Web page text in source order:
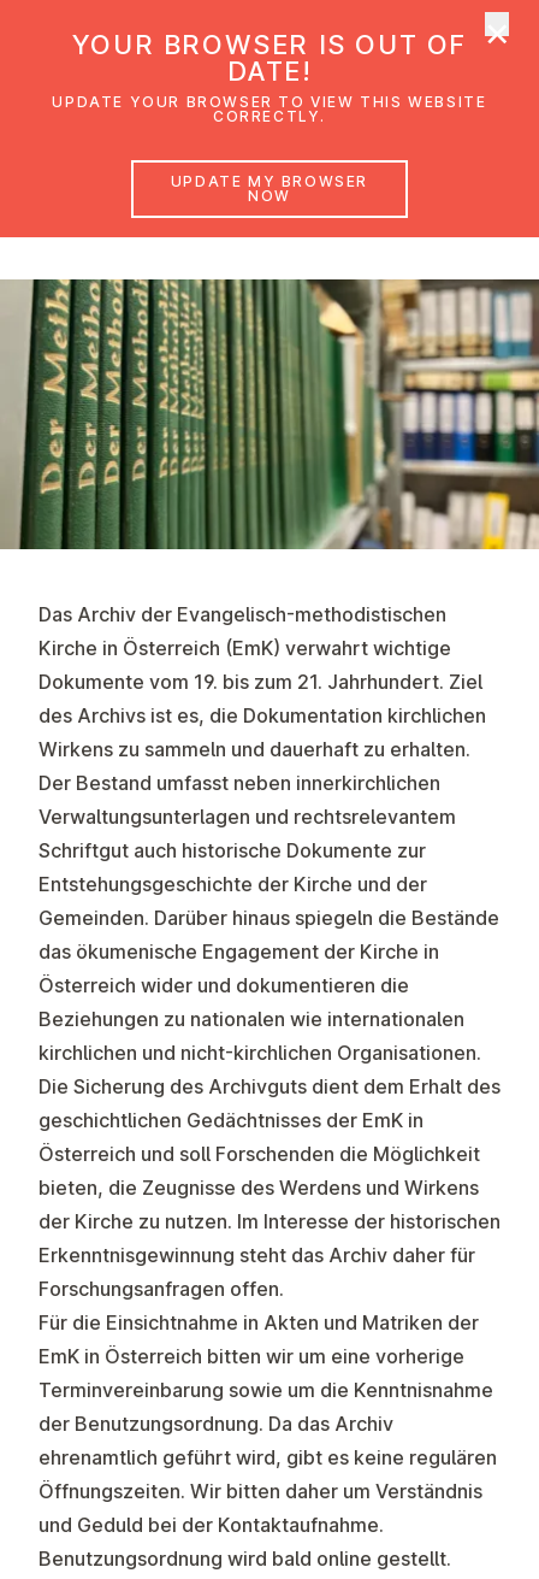
Archiv
Das Archiv der Evangelisch-methodistischen
Kirche in Österreich (EmK) verwahrt wichtige
Dokumente vom 19. bis zum 21. Jahrhundert. Ziel
des Archivs ist es, die Dokumentation kirchlichen
Wirkens zu sammeln und dauerhaft zu erhalten.
Der Bestand umfasst neben innerkirchlichen
Verwaltungsunterlagen und rechtsrelevantem
Schriftgut auch historische Dokumente zur
Entstehungsgeschichte der Kirche und der
Gemeinden. Darüber hinaus spiegeln die Bestände
das ökumenische Engagement der Kirche in
Österreich wider und dokumentieren die
Beziehungen zu nationalen wie internationalen
kirchlichen und nicht-kirchlichen Organisationen.
Die Sicherung des Archivguts dient dem Erhalt des
geschichtlichen Gedächtnisses der EmK in
Österreich und soll Forschenden die Möglichkeit
bieten, die Zeugnisse des Werdens und Wirkens
der Kirche zu nutzen. Im Interesse der historischen
Erkenntnisgewinnung steht das Archiv daher für
Forschungsanfragen offen.
Für die Einsichtnahme in Akten und Matriken der
EmK in Österreich bitten wir um eine vorherige
Terminvereinbarung sowie um die Kenntnisnahme
der Benutzungsordnung. Da das Archiv
ehrenamtlich geführt wird, gibt es keine regulären
Öffnungszeiten. Wir bitten daher um Verständnis
und Geduld bei der Kontaktaufnahme.
Benutzungsordnung wird bald online gestellt.
YOUR BROWSER IS OUT OF
DATE!
UPDATE YOUR BROWSER TO VIEW THIS WEBSITE
CORRECTLY.
UPDATE MY BROWSER
NOW
×